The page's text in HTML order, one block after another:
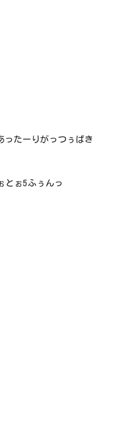
たーりがっつぅばき
ぉ5ふぅんっ